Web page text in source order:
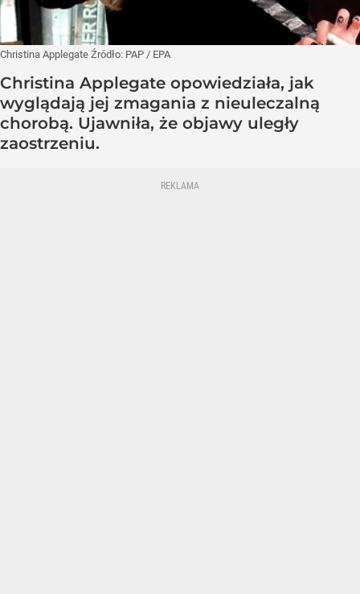
Christina Applegate Źródło: PAP / EPA
Christina Applegate opowiedziała, jak
wyglądają jej zmagania z nieuleczalną
chorobą. Ujawniła, że objawy uległy
zaostrzeniu.